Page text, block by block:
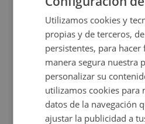
Volver a
Utilizamos cookies y
propias y de terceros,
persistentes, para
manera segura nuestra
personalizar su
utilizamos cookies para
datos de la navegación
ajustar la publicidad a